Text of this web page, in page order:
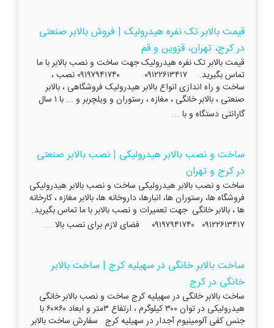
قیمت بالابر تک نفره هیدرولیک | فروش بالابر صنعتی
در کرج، تهران، قزوین و قم
قیمت بالابر تک نفره هیدرولیک جهت ساخت و نصب بالابر با ما
تماس بگیرید. ۰۹۱۲۲۶۱۳۴۱۷ ۰۹۱۹۷۹۴۱۷۴۰ نصب ،
ساخت و راه اندازی انواع بالابر هیدرولیک فروشگاهی ، بالابر
صنعتی ، بالابر خانگی ، مغازه ، رستوران و ویلچربر و ... با ۱ سال
گارانتی دستگاه و با ...
ساخت و نصب بالابر هیدرولیکی | نصب بالابر صنعتی
در کرج و تهران
ساخت و نصب بالابر هیدرولیکی ساخت و نصب بالابر هیدرولیکی
فروشگاه ها، رستوران ها، انبارها، داروخانه ها، بالابر مغازه ، کارخانه
ها ، بالابر خانگی جهت تعمیرات و نصب بالابر با ما تماس بگیرید.
۰۹۱۲۲۶۱۳۴۱۷ ۰۹۱۹۷۹۴۱۷۴۰ فضای لازم برای نصب بالا
...
ساخت ​​​​​​​بالابر خانگی در سهیلیه کرج | ساخت ​​​​​​​بالابر
خانگی در کرج
ساخت بالابر خانگی در سهیلیه کرج ساخت و نصب بالابر خانگی
هیدرولیکی در توان ۳۰۰ کیلوگرم ، ارتفاع ۳متر و ابعاد ۶۰×۶۰ با
جنس کفی آلومینیوم آجدار در سهیلیه کرج سفارش ساخت بالابر